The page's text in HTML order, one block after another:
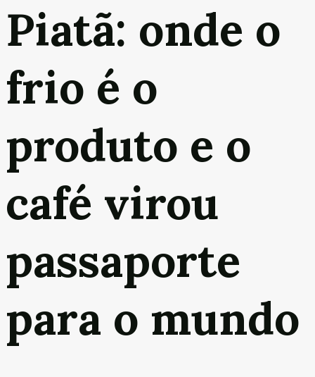
Piatã: onde o
frio é o
produto e o
café virou
passaporte
para o mundo